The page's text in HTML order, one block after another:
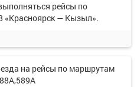
рейсы по
— Кызыл».
на рейсы по маршрутам